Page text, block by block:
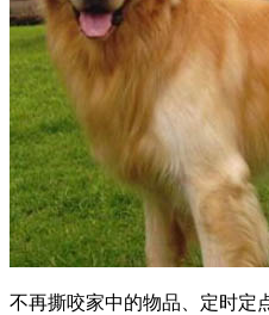
不再撕咬家中的物品、定时定